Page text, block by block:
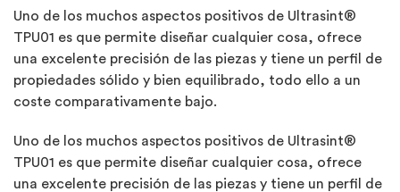
Uno de los muchos aspectos positivos de Ultrasint®
TPU01 es que permite diseñar cualquier cosa, ofrece
una excelente precisión de las piezas y tiene un perfil de
propiedades sólido y bien equilibrado, todo ello a un
coste comparativamente bajo.
Uno de los muchos aspectos positivos de Ultrasint®
TPU01 es que permite diseñar cualquier cosa, ofrece
una excelente precisión de las piezas y tiene un perfil de